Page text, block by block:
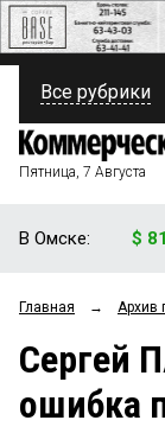
ПОЛИТИКА
ФИНАНСЫ
ОБЩЕСТВО
ЗАКОН
НОВОСТИ
Все рубрики
Пятница, 7 Августа
В Омске: $
Главная → Архив
Сергей
ошибка